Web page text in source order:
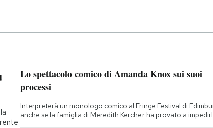
Lo spettacolo comico di Amanda Knox sui suoi
processi
Interpreterà un monologo comico al Fringe Festival di
anche se la famiglia di Meredith Kercher ha provato a